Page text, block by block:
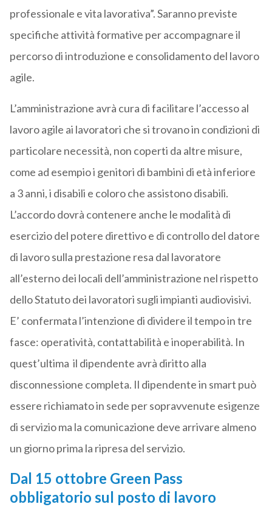
professionale e vita lavorativa”. Saranno previste
specifiche attività formative per accompagnare il
percorso di introduzione e consolidamento del lavoro
agile.
L’amministrazione avrà cura di facilitare l’accesso al
lavoro agile ai lavoratori che si trovano in condizioni di
particolare necessità, non coperti da altre misure,
come ad esempio i genitori di bambini di età inferiore
a 3 anni, i disabili e coloro che assistono disabili.
L’accordo dovrà contenere anche le modalità di
esercizio del potere direttivo e di controllo del datore
di lavoro sulla prestazione resa dal lavoratore
all’esterno dei locali dell’amministrazione nel rispetto
dello Statuto dei lavoratori sugli impianti audiovisivi.
E’ confermata l’intenzione di dividere il tempo in tre
fasce: operatività, contattabilità e inoperabilità. In
quest’ultima il dipendente avrà diritto alla
disconnessione completa. Il dipendente in smart può
essere richiamato in sede per sopravvenute esigenze
di servizio ma la comunicazione deve arrivare almeno
un giorno prima la ripresa del servizio.
Dal 15 ottobre Green Pass
obbligatorio sul posto di lavoro